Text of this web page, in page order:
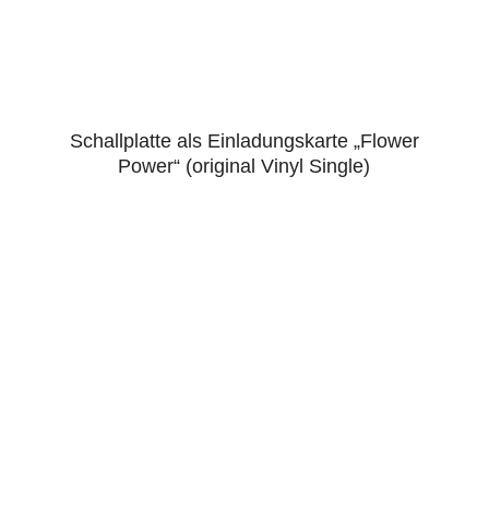
4.43
Schallplatte als Einladungskarte „Flower
Power“ (original Vinyl Single)